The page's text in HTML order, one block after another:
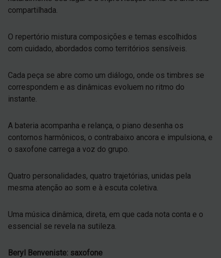
compartilhada.
O repertório mistura composições e temas escolhidos
com cuidado, abordados como territórios sensíveis.
Cada peça se abre como um diálogo, onde os timbres se
correspondem e as dinâmicas evoluem no ritmo do
instante.
A bateria acompanha e relança, o piano desenha os
contornos harmônicos, o contrabaixo ancora e impulsiona, e
o saxofone carrega a voz do grupo.
Quatro personalidades, quatro trajetórias, unidas pela
mesma atenção ao som e à escuta coletiva.
Uma música dinâmica, direta, em que cada nota conta e o
essencial se revela na sutileza.
Beryl Benveniste: saxofone